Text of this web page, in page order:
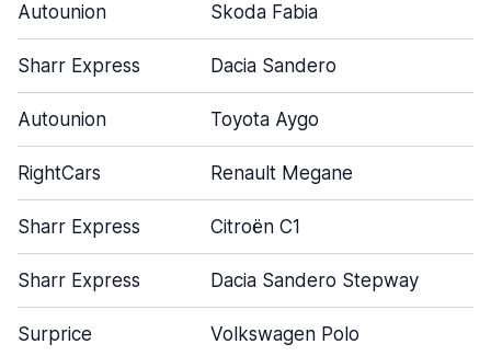
Autounion Skoda Fabia
Sharr Express Dacia Sandero
Autounion Toyota Aygo
RightCars Renault Megane
Sharr Express Citroën C1
Sharr Express Dacia Sandero Stepway
Surprice Volkswagen Polo